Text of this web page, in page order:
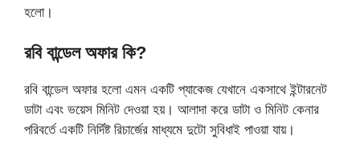
হলো।
রবি বান্ডেল অফার কি?
রবি বান্ডেল অফার হলো এমন একটি প্যাকেজ যেখানে একসাথে ইন্টারনেট
ডাটা এবং ভয়েস মিনিট দেওয়া হয়। আলাদা করে ডাটা ও মিনিট কেনার
পরিবর্তে একটি নির্দিষ্ট রিচার্জের মাধ্যমে দুটো সুবিধাই পাওয়া যায়।